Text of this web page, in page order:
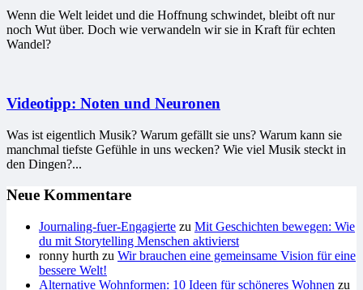
Wenn die Welt leidet und die Hoffnung schwindet, bleibt oft nur
noch Wut über. Doch wie verwandeln wir sie in Kraft für echten
Wandel?
Videotipp: Noten und Neuronen
Was ist eigentlich Musik? Warum gefällt sie uns? Warum kann sie
manchmal tiefste Gefühle in uns wecken? Wie viel Musik steckt in
den Dingen?...
Neue Kommentare
Journaling-fuer-Engagierte zu Mit Geschichten bewegen: Wie
du mit Storytelling Menschen aktivierst
ronny hurth zu Wir brauchen eine gemeinsame Vision für eine
bessere Welt!
Alternative Wohnformen: 10 Ideen für schöneres Wohnen zu